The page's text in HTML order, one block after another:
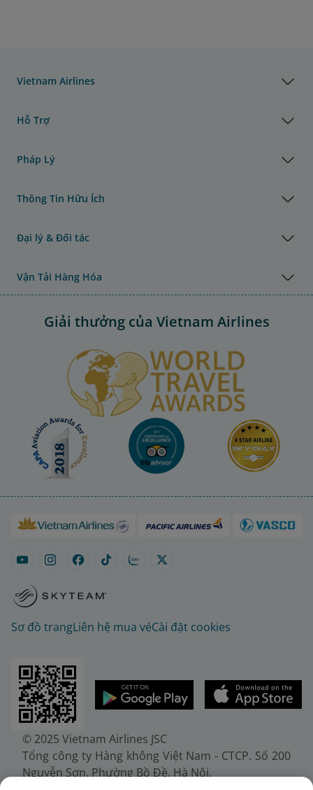
Vietnam Airlines
Hỗ Trợ
Pháp Lý
Thông Tin Hữu Ích
Đại lý & Đối tác
Vận Tải Hàng Hóa
Giải thưởng của Vietnam Airlines
Sơ đồ trangLiên hệ mua véCài đặt cookies
© 2025 Vietnam Airlines JSC
Tổng công ty Hàng không Việt Nam - CTCP. Số 200
Nguyễn Sơn, Phường Bồ Đề, Hà Nội.